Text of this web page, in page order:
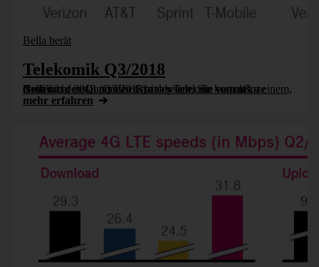
Bella berät
Telekomik Q3/2018
Bella hat den Quartalsbericht der Telekom vom 18. November 2018 (Q3/2018) analysiert. Sie kommt zu einem, doch nicht erstaunenden Fazit - wieder die vermurkste Grafik.
mehr erfahren